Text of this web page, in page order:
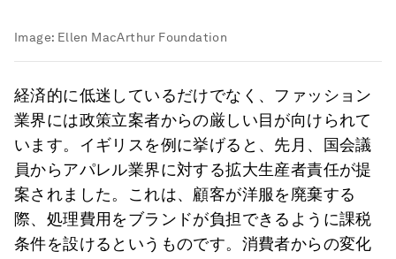
Image: Ellen MacArthur Foundation
経済的に低迷しているだけでなく、ファッション
業界には政策立案者からの厳しい目が向けられて
います。イギリスを例に挙げると、先月、国会議
員からアパレル業界に対する拡大生産者責任が提
案されました。これは、顧客が洋服を廃棄する
際、処理費用をブランドが負担できるように課税
条件を設けるというものです。消費者からの変化